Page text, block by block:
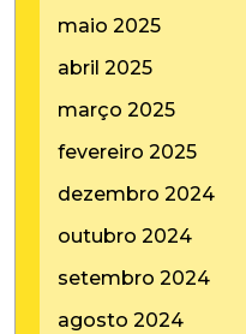
maio 2025
abril 2025
março 2025
fevereiro 2025
dezembro 2024
outubro 2024
setembro 2024
agosto 2024